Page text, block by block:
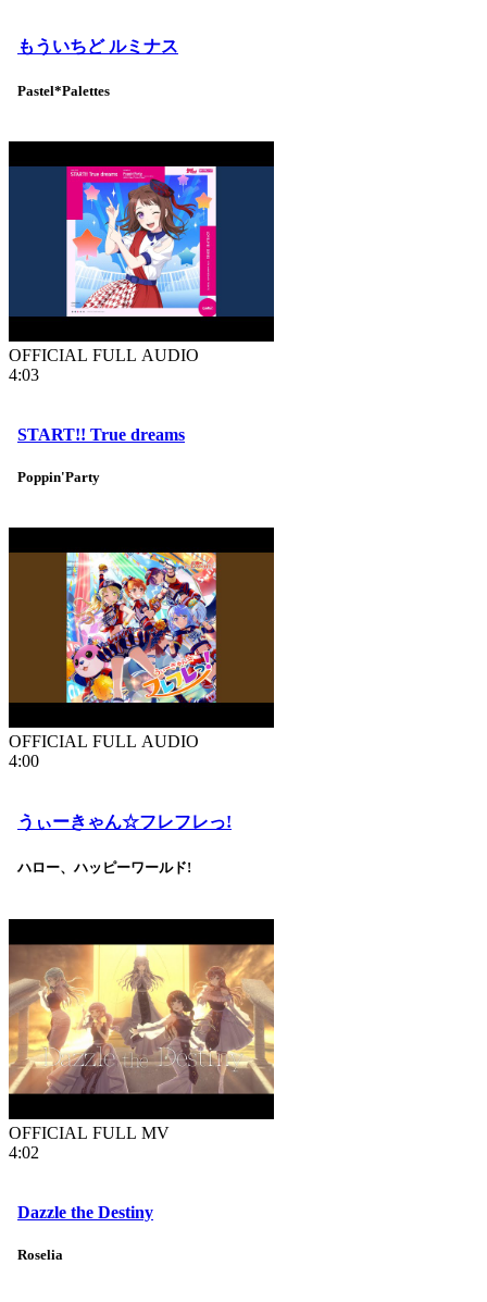
もういちど ルミナス
Pastel*Palettes
OFFICIAL FULL AUDIO
4:03
START!! True dreams
Poppin'Party
OFFICIAL FULL AUDIO
4:00
うぃーきゃん☆フレフレっ!
ハロー、ハッピーワールド!
OFFICIAL FULL MV
4:02
Dazzle the Destiny
Roselia